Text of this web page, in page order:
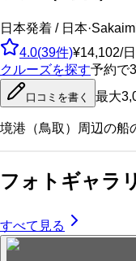
日本発着 / 日本·
4.0(39件)¥14,102/
クルーズを探す予約で
口コミを書く 最大
境港（鳥取） 周辺の船
フォトギャラ
すべて見る